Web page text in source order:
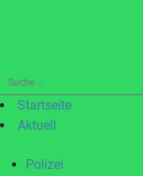
Suche
nach:Startseite
Aktuell
Polizei